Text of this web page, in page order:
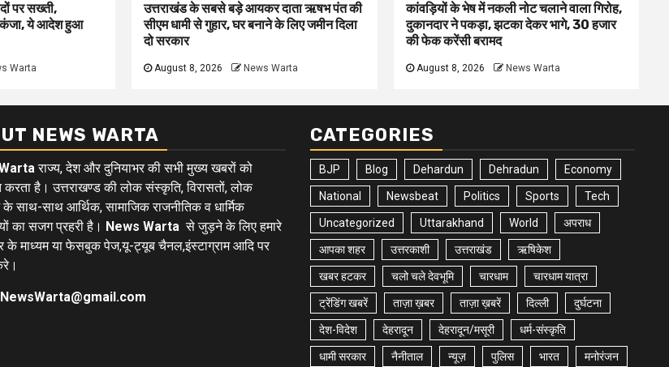
पर सख्ती,
ये आदेश हुआ
Warta
उत्तराखंड के सबसे बड़े आयकर दाता ऋषभ पंत की
सीएम धामी से गुहार, घर बनाने के लिए जमीन दिला
दो सरकार
August 8, 2026 News Warta
कांवड़ियों के भेष में नकली नोट चलाने वाला गिरोह,
दुकानदार ने पकड़ा, झटका देकर भागे, 30 हजार
की फेक करेंसी बरामद
August 8, 2026 News Warta
NEWS WARTA
राज्य, देश और दुनियाभर की सभी मुख्य खबरों को
करता है। उत्तराखण्ड की लोक संस्कृति, विरासतों, लोक
साथ-साथ आर्थिक, सामाजिक राजनीतिक व धार्मिक
का सजग प्रहरी है। News Warta से जुड़ने के लिए हमारे
के माध्यम या फेसबुक पेज,यू-ट्यूब चैनल,इंस्टाग्राम आदि पर
CATEGORIES
BJP Blog Dehardun Dehradun Economy
National Newsbeat Politics Sports Tech
Uncategorized Uttarakhand World अपराध
आपका शहर उत्तरकाशी उत्तराखंड ऋषिकेश
खबर हटकर चलो चले देवभूमि चारधाम चारधाम यात्रा
ट्रेंडिंग खबरें ताज़ा ख़बर ताज़ा ख़बरें दिल्ली दुर्घटना
देश-विदेश देहरादून देहरादून/मसूरी धर्म-संस्कृति
धामी सरकार नैनीताल न्यूज़ पुलिस भारत मनोरंजन